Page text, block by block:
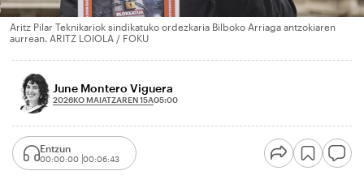
Aritz Pilar Teknikariok sindikatuko ordezkaria Bilboko Arriaga antzokiaren
aurrean. ARITZ LOIOLA / FOKU
June Montero Viguera
2026KO MAIATZAREN 15A05:00
Entzun
00:00:00 00:06:43